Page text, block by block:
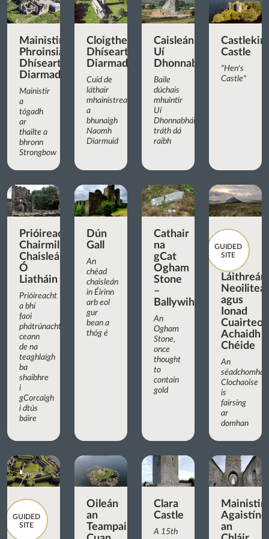
Mainistir
Phroinsiasach
Dhíseart
Diarmada
Mainistir
a
tógadh
ar
thailte a
bhronn
Strongbow
Cloigtheach
Dhíseart
Diarmada
Cuid de
láthair
mhainistreach
a
bhunaigh
Naomh
Diarmuid
Caisleán
Uí
Dhonnabháin
Baile
dúchais
mhuintir
Uí
Dhonnabháin
tráth dá
raibh
Castle
"Hen's
Castle"
Prióireacht
Chairmilíteach
Chaisleán
Ó
Liatháin
Prióireacht
a bhí
faoi
phátrúnacht
ceann
de na
teaghlaigh
ba
shaibhre
i
gCorcaigh
i dtús
báire
Dún
Gall
An
chéad
chaisleán
in Éirinn
arb eol
gur
bean a
thóg é
Cathair
na
gCat
Ogham
Stone
–
Ballywiheen
An
Ogham
Stone,
once
thought
to
contain
gold
GUIDED
SITE
Láithreán
agus
Ionad
Achaidh
Chéide
An
Clochaoise
is
fairsing
ar
domhan
GUIDED
SITE
Oileán
an
Teampaill,
Clara
Castle
A 15th
Mainistir
an